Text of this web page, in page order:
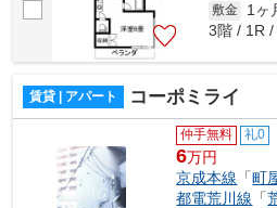
敷金 1ヶ
3階 / 1R /
賃貸 | アパート コーポミライ
仲手無料 礼0
6万円
京成本線 「町
都電荒川線 「